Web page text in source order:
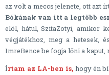
az volt a meccs jelenete, ott azt
Bókának van itt a legtöbb
elöl, hátul, SzitaZotyi, amikor
végjátékhoz, meg a hetesek,
ImreBence be fogja lőni a kaput,
Írtam az LA-ben is,hogy én